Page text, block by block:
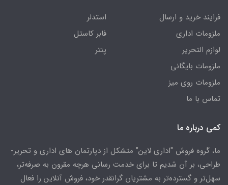
فرایند خرید و ارسال
ملزومات اداری
لوازم التحریر
ملزومات بایگانی
ملزومات روی میز
تماس با ما
استدلر
فابر کاستل
پنتر
کمی درباره ما
ما، گروه فروش "اداری لاین" متشکل از دپارتمان های اداری و تحریر-
طراحی، بر آن شدیم تا برای خدمت رسانی هرچه مقرون به صرفه‌تر،
سهل‌تر و گسترده‌تر به مشتریان گرانقدر خود، فروش آنلاین را فعال